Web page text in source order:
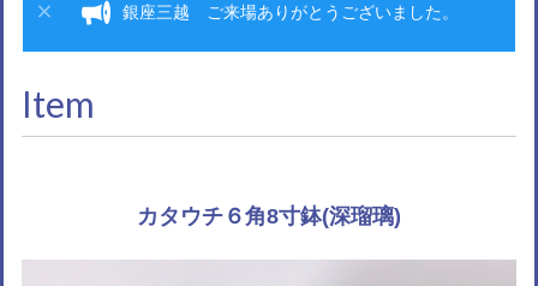
銀座三越 ご来場ありがとうございました。
Item
カタウチ６角8寸鉢(深瑠璃)